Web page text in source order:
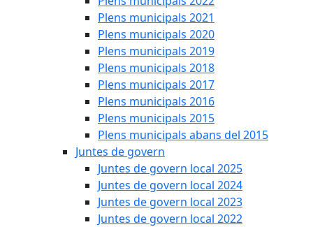
Plens municipals 2021
Plens municipals 2020
Plens municipals 2019
Plens municipals 2018
Plens municipals 2017
Plens municipals 2016
Plens municipals 2015
Plens municipals abans del 2015
Juntes de govern
Juntes de govern local 2025
Juntes de govern local 2024
Juntes de govern local 2023
Juntes de govern local 2022